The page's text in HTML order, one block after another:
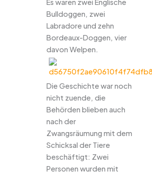
Es waren zwei Englische
Bulldoggen, zwei
Labradore und zehn
Bordeaux-Doggen, vier
davon Welpen.
Die Geschichte war noch
nicht zuende, die
Behörden blieben auch
nach der
Zwangsräumung mit dem
Schicksal der Tiere
beschäftigt: Zwei
Personen wurden mit